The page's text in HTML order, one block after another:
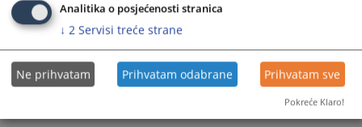
Analitika o posjećenosti stranica
↓ 2 Servisi treće strane
Ne prihvatam Prihvatam odabrane Prihvatam sve
Pokreće Klaro!